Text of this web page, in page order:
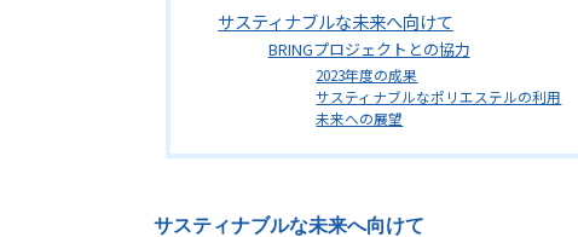
サスティナブルな未来へ向けて
BRINGプロジェクトとの協力
2023年度の成果
サスティナブルなポリエステルの利用
未来への展望
サスティナブルな未来へ向けて